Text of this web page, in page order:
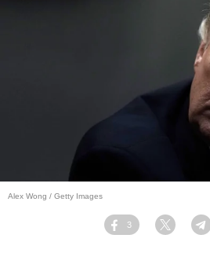
Alex Wong / Getty Images
Facebook
3
Twitter